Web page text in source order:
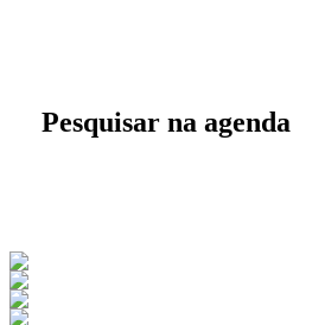
Pesquisar na agenda